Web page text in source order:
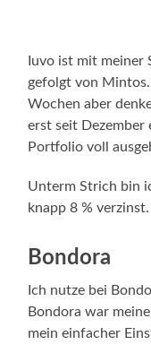
Iuvo ist mit
gefolgt von
Wochen aber
erst seit Dezember
Portfolio voll
Unterm Strich bin
knapp 8 % verzinst.
Bondora
Ich nutze bei
Bondora war
mein einfacher